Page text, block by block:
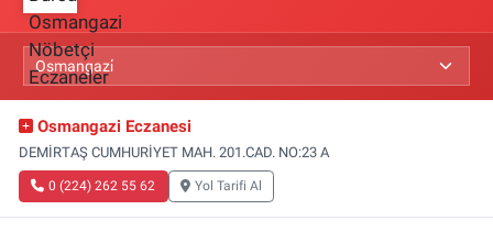
Osmangazi Eczanesi
DEMİRTAŞ CUMHURİYET MAH. 201.CAD. NO:23 A
0 (224) 262 55 62 Yol Tarifi Al